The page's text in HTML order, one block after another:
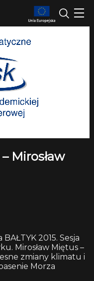
Mirosław
2015. Sesja
Mirosław Miętus –
zmiany klimatu i
Morza